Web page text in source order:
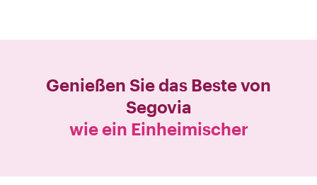
Genießen Sie das Beste von
Segovia
wie ein Einheimischer